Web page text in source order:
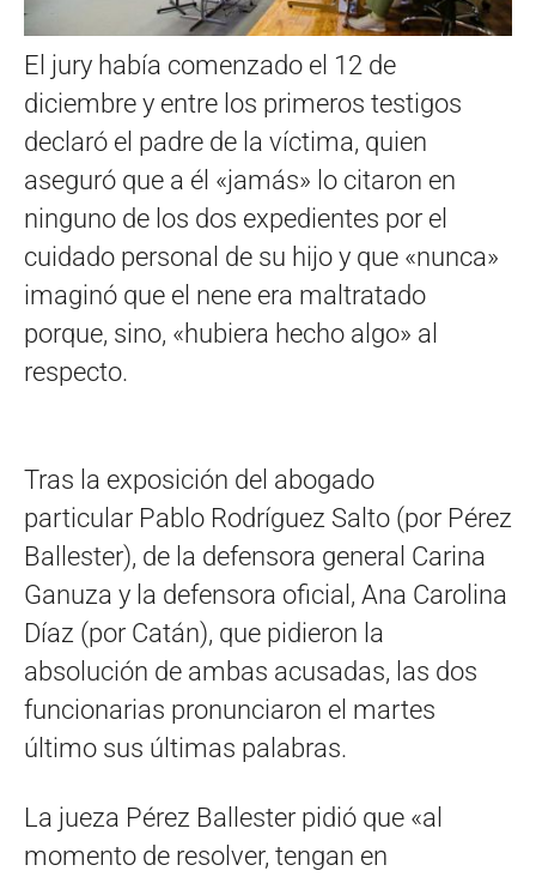
El jury había comenzado el 12 de
diciembre y entre los primeros testigos
declaró el padre de la víctima, quien
aseguró que a él «jamás» lo citaron en
ninguno de los dos expedientes por el
cuidado personal de su hijo y que «nunca»
imaginó que el nene era maltratado
porque, sino, «hubiera hecho algo» al
respecto.
Tras la exposición del abogado
particular Pablo Rodríguez Salto (por Pérez
Ballester), de la defensora general Carina
Ganuza y la defensora oficial, Ana Carolina
Díaz (por Catán), que pidieron la
absolución de ambas acusadas, las dos
funcionarias pronunciaron el martes
último sus últimas palabras.
La jueza Pérez Ballester pidió que «al
momento de resolver, tengan en